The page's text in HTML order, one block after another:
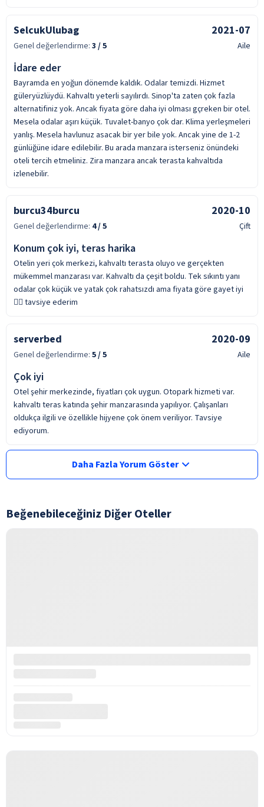
SelcukUlubag 2021-07
Genel değerlendirme: 3 / 5 Aile
İdare eder
Bayramda en yoğun dönemde kaldık. Odalar temizdi. Hizmet
güleryüzlüydü. Kahvaltı yeterli sayılırdı. Sinop'ta zaten çok fazla
alternatifiniz yok. Ancak fiyata göre daha iyi olması gçreken bir otel.
Mesela odalar aşırı küçük. Tuvalet-banyo çok dar. Klima yerleşmeleri
yanlış. Mesela havlunuz asacak bir yer bile yok. Ancak yine de 1-2
günlüğüne idare edilebilir. Bu arada manzara isterseniz önündeki
oteli tercih etmeliniz. Zira manzara ancak terasta kahvaltıda
izlenebilir.
burcu34burcu 2020-10
Genel değerlendirme: 4/ 5 Çift
Konum çok iyi, teras harika
Otelin yeri çok merkezi, kahvaltı terasta oluyo ve gerçekten
mükemmel manzarası var. Kahvaltı da çeşit boldu. Tek sıkıntı yanı
odalar çok küçük ve yatak çok rahatsızdı ama fiyata göre gayet iyi
👍🏻 tavsiye ederim
serverbed 2020-09
Genel değerlendirme: 5/ 5 Aile
Çok iyi
Otel şehir merkezinde, fiyatları çok uygun. Otopark hizmeti var.
kahvaltı teras katında şehir manzarasında yapılıyor. Çalışanları
oldukça ilgili ve özellikle hijyene çok önem veriliyor. Tavsiye
ediyorum.
Daha Fazla Yorum Göster
Beğenebileceğiniz Diğer Oteller